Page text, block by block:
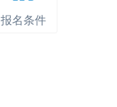
报名条件